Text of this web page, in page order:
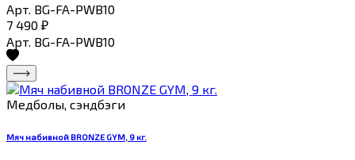
Арт. BG-FA-PWB10
7 490 ₽
Арт. BG-FA-PWB10
Медболы, сэндбэги
Мяч набивной BRONZE GYM, 9 кг.